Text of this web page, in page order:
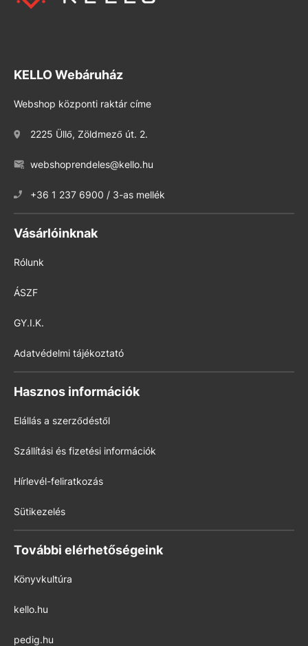
KELLO Webáruház
Webshop központi raktár címe
2225 Üllő, Zöldmező út. 2.
webshoprendeles@kello.hu
+36 1 237 6900 / 3-as mellék
Vásárlóinknak
Rólunk
ÁSZF
GY.I.K.
Adatvédelmi tájékoztató
Hasznos információk
Elállás a szerződéstől
Szállítási és fizetési információk
Hírlevél-feliratkozás
Sütikezelés
További elérhetőségeink
Könyvkultúra
kello.hu
pedig.hu